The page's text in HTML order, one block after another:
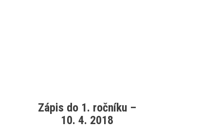
Zápis do 1. ročníku –
10. 4. 2018